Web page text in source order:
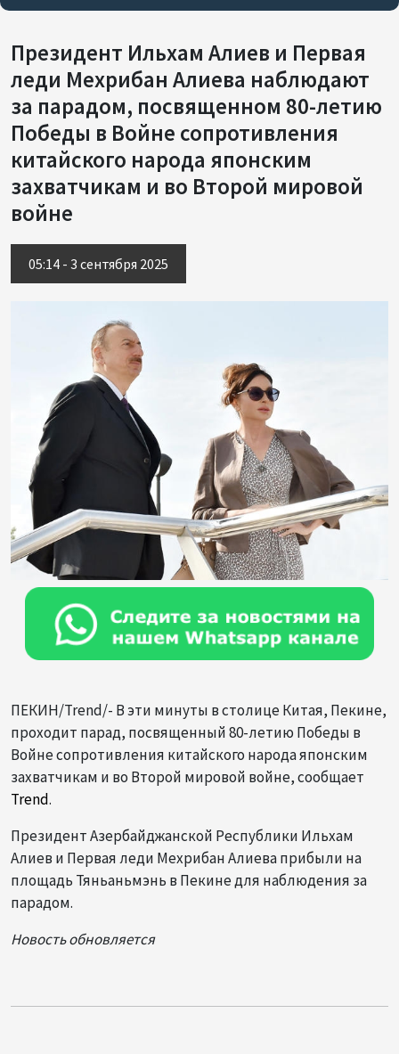
Президент Ильхам Алиев и Первая
леди Мехрибан Алиева наблюдают
за парадом, посвященном 80-летию
Победы в Войне сопротивления
китайского народа японским
захватчикам и во Второй мировой
войне
05:14 - 3 сентября 2025
ПЕКИН/Trend/- В эти минуты в столице Китая, Пекине,
проходит парад, посвященный 80-летию Победы в
Войне сопротивления китайского народа японским
захватчикам и во Второй мировой войне, сообщает
Trend.
Президент Азербайджанской Республики Ильхам
Алиев и Первая леди Мехрибан Алиева прибыли на
площадь Тяньаньмэнь в Пекине для наблюдения за
парадом.
Новость обновляется